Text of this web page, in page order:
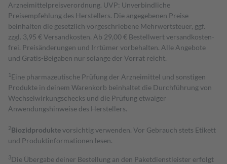
Arzneimittelpreisverordnung. UVP: Unverbindliche
Preisempfehlung des Herstellers. Die angegebenen Preise
beinhalten die gesetzlich vorgeschriebene Mehrwertsteuer, ggf.
zzgl. 3,95 € Versandkosten. Ab 29,00 € Bestell­wert versand­kosten­
frei. Preisänderungen und Irrtümer vorbehalten. Alle Angebote
und Gratis-Beigaben nur solange der Vorrat reicht.
1 Eine pharmazeutische Prüfung der Arzneimittel und sonstigen
Produkte in deinem Warenkorb beinhaltet die Durchführung von
Wechselwirkungschecks und die Prüfung etwaiger
Anwendungshinweise des Herstellers.
2Biozidproduktevorsichtig verwenden. Vor Gebrauch stets Etikett
und Produktinformationen lesen.
3Die Übergabe deiner Bestellung an den Paketdienstleister erfolgt